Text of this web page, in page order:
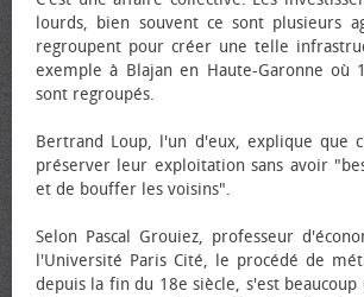
lourds, bien souvent ce sont plusieurs
regroupent pour créer une telle
exemple à Blajan en Haute-Garonne où
sont regroupés.
Bertrand Loup, l'un d'eux, explique que
préserver leur exploitation sans avoir
et de bouffer les voisins".
Selon Pascal Grouiez, professeur
l'Université Paris Cité, le procédé de
depuis la fin du 18e siècle, s'est